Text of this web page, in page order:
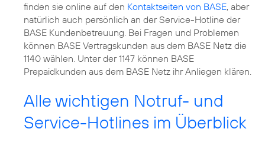
finden sie online auf den Kontaktseiten von BASE, aber
natürlich auch persönlich an der Service-Hotline der
BASE Kundenbetreuung. Bei Fragen und Problemen
können BASE Vertragskunden aus dem BASE Netz die
1140 wählen. Unter der 1147 können BASE
Prepaidkunden aus dem BASE Netz ihr Anliegen klären.
Alle wichtigen Notruf- und
Service-Hotlines im Überblick